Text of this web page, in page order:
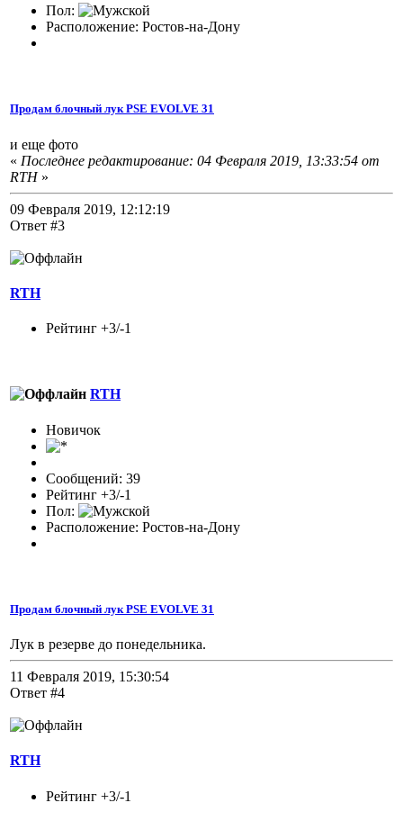
Пол:
Расположение: Ростов-на-Дону
Продам блочный лук PSE EVOLVE 31
и еще фото
« Последнее редактирование: 04 Февраля 2019, 13:33:54 от
RTH»
09 Февраля 2019, 12:12:19
Ответ #3
RTH
Рейтинг +3/-1
RTH
Новичок
Сообщений: 39
Рейтинг +3/-1
Пол:
Расположение: Ростов-на-Дону
Продам блочный лук PSE EVOLVE 31
Лук в резерве до понедельника.
11 Февраля 2019, 15:30:54
Ответ #4
RTH
Рейтинг +3/-1